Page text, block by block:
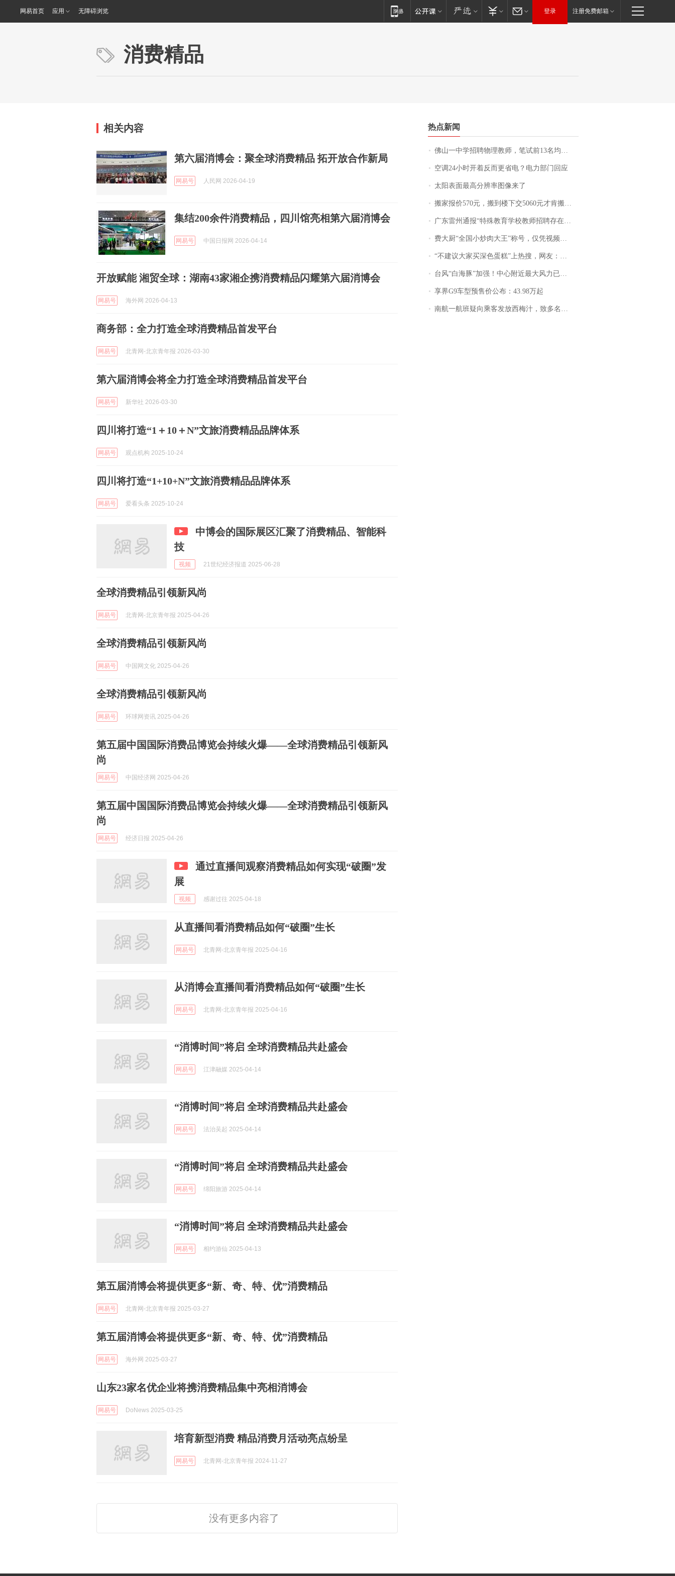
网易首页 应用 无障碍浏览 登录 注册免费邮箱
消费精品
相关内容
第六届消博会：聚全球消费精品 拓开放合作新局
网易号 人民网 2026-04-19
集结200余件消费精品，四川馆亮相第六届消博会
网易号 中国日报网 2026-04-14
开放赋能 湘贸全球：湖南43家湘企携消费精品闪耀第六届消博会
网易号 海外网 2026-04-13
商务部：全力打造全球消费精品首发平台
网易号 北青网-北京青年报 2026-03-30
第六届消博会将全力打造全球消费精品首发平台
网易号 新华社 2026-03-30
四川将打造“1＋10＋N”文旅消费精品品牌体系
网易号 观点机构 2025-10-24
四川将打造“1+10+N”文旅消费精品品牌体系
网易号 爱看头条 2025-10-24
中博会的国际展区汇聚了消费精品、智能科
技
视频 21世纪经济报道 2025-06-28
全球消费精品引领新风尚
网易号 北青网-北京青年报 2025-04-26
全球消费精品引领新风尚
网易号 中国网文化 2025-04-26
全球消费精品引领新风尚
网易号 环球网资讯 2025-04-26
第五届中国国际消费品博览会持续火爆——全球消费精品引领新风
尚
网易号 中国经济网 2025-04-26
第五届中国国际消费品博览会持续火爆——全球消费精品引领新风
尚
网易号 经济日报 2025-04-26
通过直播间观察消费精品如何实现“破圈”发
展
视频 感谢过往 2025-04-18
从直播间看消费精品如何“破圈”生长
网易号 北青网-北京青年报 2025-04-16
从消博会直播间看消费精品如何“破圈”生长
网易号 北青网-北京青年报 2025-04-16
“消博时间”将启 全球消费精品共赴盛会
网易号 江津融媒 2025-04-14
“消博时间”将启 全球消费精品共赴盛会
网易号 法治吴起 2025-04-14
“消博时间”将启 全球消费精品共赴盛会
网易号 绵阳旅游 2025-04-14
“消博时间”将启 全球消费精品共赴盛会
网易号 相约游仙 2025-04-13
第五届消博会将提供更多“新、奇、特、优”消费精品
网易号 北青网-北京青年报 2025-03-27
第五届消博会将提供更多“新、奇、特、优”消费精品
网易号 海外网 2025-03-27
山东23家名优企业将携消费精品集中亮相消博会
网易号 DoNews 2025-03-25
培育新型消费 精品消费月活动亮点纷呈
网易号 北青网-北京青年报 2024-11-27
没有更多内容了
热点新闻
佛山一中学招聘物理教师，笔试前13名均遭淘汰？教育局：已叫停招聘，成立调查组全面核查
空调24小时开着反而更省电？电力部门回应
太阳表面最高分辨率图像来了
搬家报价570元，搬到楼下交5060元才肯搬上楼！女子傻眼了……
广东雷州通报“特殊教育学校教师招聘存在违规行为”：已启动问责程序 副校长被停职
费大厨“全国小炒肉大王”称号，仅凭视频评出？中国烹饪协会回应
“不建议大家买深色蛋糕”上热搜，网友：天塌了！
台风“白海豚”加强！中心附近最大风力已达15级 最新研判
享界G9车型预售价公布：43.98万起
南航一航班疑向乘客发放西梅汁，致多名乘客在飞行途中排队上厕所！乘客：机上100多人只有2个厕所；客服回应：并非每架飞机都会发放西梅汁